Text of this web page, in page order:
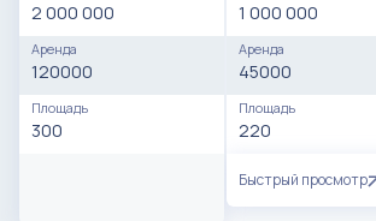
2 000 000
Аренда
120000
Площадь
300
1 000 000
Аренда
45000
Площадь
220
Быстрый просмотр